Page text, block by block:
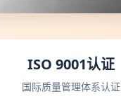
ISO 9001认证
国际质量管理体系认证